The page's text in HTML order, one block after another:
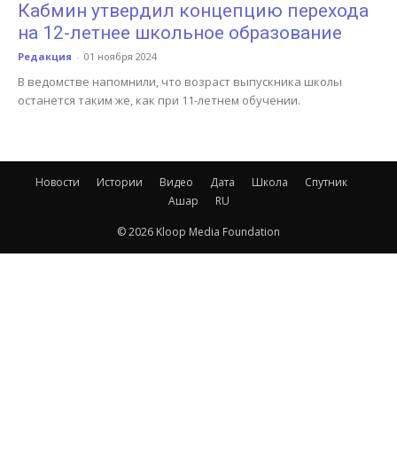
Кабмин утвердил концепцию перехода
на 12-летнее школьное образование
Редакция - 01 ноября 2024
В ведомстве напомнили, что возраст выпускника школы
останется таким же, как при 11-летнем обучении.
Новости Истории Видео Дата Школа
Спутник
Ашар
RU
© 2026 Kloop Media Foundation